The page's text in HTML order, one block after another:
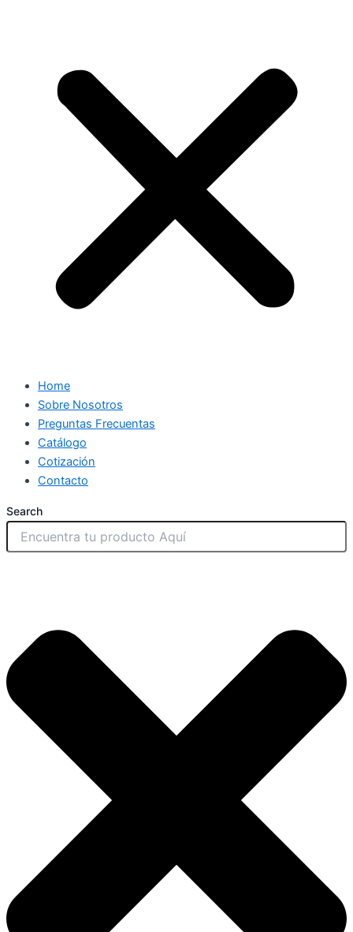
Home
Sobre Nosotros
Preguntas Frecuentas
Catálogo
Cotización
Contacto
Search